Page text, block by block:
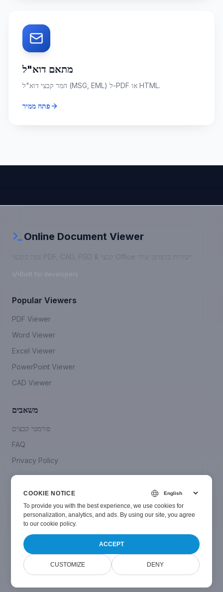
מתאם דוא"ל
המר קבצי דוא"ל (MSG, EML) ל-PDF או HTML.
פתח ממיר
Online Document Viewer
צפה בקבצי PDF, CAD, PSD & קבצי Office ישירות בדפדפן שלך
Built for developers
Popular Viewers
PDF Viewer
Word Viewer
Excel Viewer
PowerPoint Viewer
CAD Viewer
משאבים
פורמטי קבצים
FAQ
Privacy Policy
צור קשר
© Smallize2024-2026. All Rights Reserved.
Powered by Doconut Viewer v26.1.0
COOKIE NOTICE
To provide you with the best experience, we use cookies for
personalization, analytics, and ads. By using our site, you agree
toour cookie policy.
ACCEPT
CUSTOMIZE DENY